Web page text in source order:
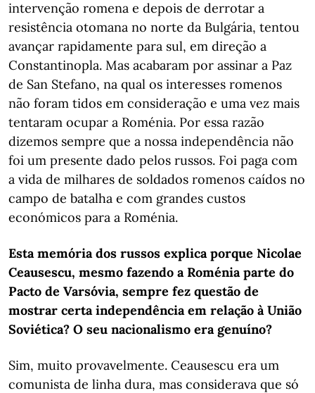
intervenção romena e depois de derrotar a
resistência otomana no norte da Bulgária, tentou
avançar rapidamente para sul, em direção a
Constantinopla. Mas acabaram por assinar a Paz
de San Stefano, na qual os interesses romenos
não foram tidos em consideração e uma vez mais
tentaram ocupar a Roménia. Por essa razão
dizemos sempre que a nossa independência não
foi um presente dado pelos russos. Foi paga com
a vida de milhares de soldados romenos caídos no
campo de batalha e com grandes custos
económicos para a Roménia.
Esta memória dos russos explica porque Nicolae
Ceausescu, mesmo fazendo a Roménia parte do
Pacto de Varsóvia, sempre fez questão de
mostrar certa independência em relação à União
Soviética? O seu nacionalismo era genuíno?
Sim, muito provavelmente. Ceausescu era um
comunista de linha dura, mas considerava que só